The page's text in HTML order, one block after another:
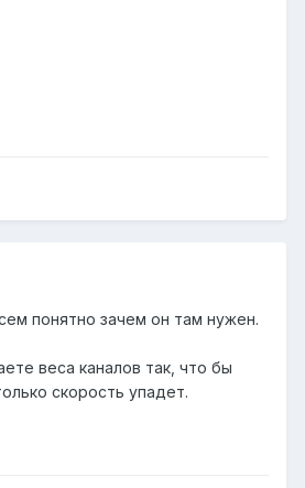
понятно зачем он там нужен.
веса каналов так, что бы
скорость упадет.